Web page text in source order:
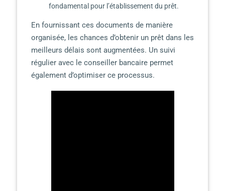
fondamental pour l’établissement du prêt.
En fournissant ces documents de manière
organisée, les chances d’obtenir un prêt dans les
meilleurs délais sont augmentées. Un suivi
régulier avec le conseiller bancaire permet
également d’optimiser ce processus.